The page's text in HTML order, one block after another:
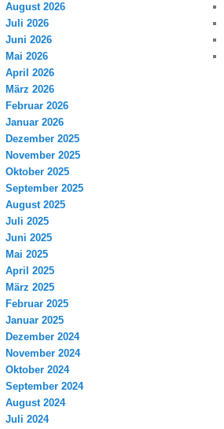
August 2026
Juli 2026
Juni 2026
Mai 2026
April 2026
März 2026
Februar 2026
Januar 2026
Dezember 2025
November 2025
Oktober 2025
September 2025
August 2025
Juli 2025
Juni 2025
Mai 2025
April 2025
März 2025
Februar 2025
Januar 2025
Dezember 2024
November 2024
Oktober 2024
September 2024
August 2024
Juli 2024